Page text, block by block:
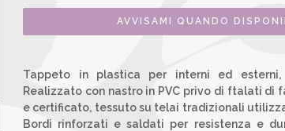
AVVISAMI QUANDO
Tappeto in plastica per interni ed
Realizzato con nastro in PVC privo di ftalati di
e certificato, tessuto su telai tradizionali
Bordi rinforzati e saldati per resistenza e